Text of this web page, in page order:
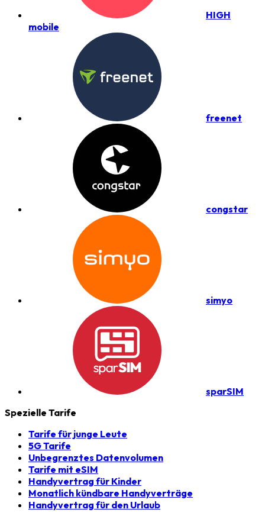
HIGH
mobile
freenet
congstar
simyo
sparSIM
Spezielle Tarife
Tarife für junge Leute
5G Tarife
Unbegrenztes Datenvolumen
Tarife mit eSIM
Handyvertrag für Kinder
Monatlich kündbare Handyverträge
Handyvertrag für den Urlaub